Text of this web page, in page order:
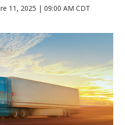
11, 2025 | 09:00 AM CDT